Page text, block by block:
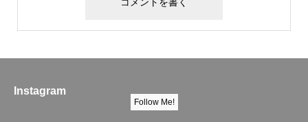
Instagram
Follow Me!